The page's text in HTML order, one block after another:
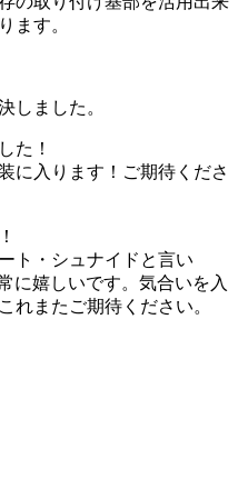
ます。
しました。
た！
に入ります！ご期待くださ
ト・シュナイドと言い
に嬉しいです。気合いを入
れまたご期待ください。